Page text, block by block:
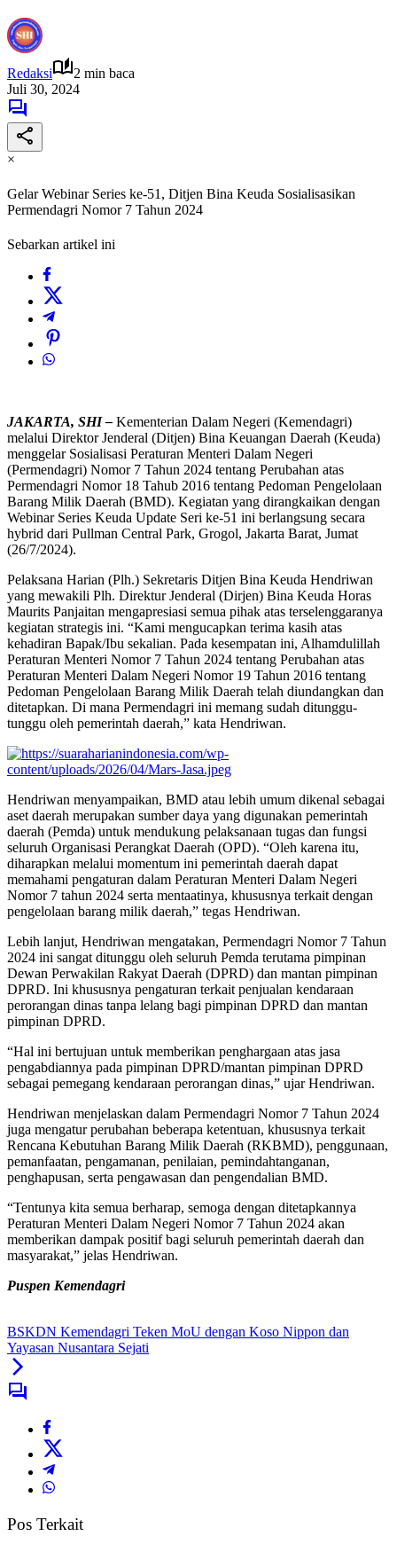
Redaksi
2 min baca
Juli 30, 2024
×
Gelar Webinar Series ke-51, Ditjen Bina Keuda Sosialisasikan
Permendagri Nomor 7 Tahun 2024
Sebarkan artikel ini
JAKARTA, SHI – Kementerian Dalam Negeri (Kemendagri)
melalui Direktor Jenderal (Ditjen) Bina Keuangan Daerah (Keuda)
menggelar Sosialisasi Peraturan Menteri Dalam Negeri
(Permendagri) Nomor 7 Tahun 2024 tentang Perubahan atas
Permendagri Nomor 18 Tahub 2016 tentang Pedoman Pengelolaan
Barang Milik Daerah (BMD). Kegiatan yang dirangkaikan dengan
Webinar Series Keuda Update Seri ke-51 ini berlangsung secara
hybrid dari Pullman Central Park, Grogol, Jakarta Barat, Jumat
(26/7/2024).
Pelaksana Harian (Plh.) Sekretaris Ditjen Bina Keuda Hendriwan
yang mewakili Plh. Direktur Jenderal (Dirjen) Bina Keuda Horas
Maurits Panjaitan mengapresiasi semua pihak atas terselenggaranya
kegiatan strategis ini. “Kami mengucapkan terima kasih atas
kehadiran Bapak/Ibu sekalian. Pada kesempatan ini, Alhamdulillah
Peraturan Menteri Nomor 7 Tahun 2024 tentang Perubahan atas
Peraturan Menteri Dalam Negeri Nomor 19 Tahun 2016 tentang
Pedoman Pengelolaan Barang Milik Daerah telah diundangkan dan
ditetapkan. Di mana Permendagri ini memang sudah ditunggu-
tunggu oleh pemerintah daerah,” kata Hendriwan.
Hendriwan menyampaikan, BMD atau lebih umum dikenal sebagai
aset daerah merupakan sumber daya yang digunakan pemerintah
daerah (Pemda) untuk mendukung pelaksanaan tugas dan fungsi
seluruh Organisasi Perangkat Daerah (OPD). “Oleh karena itu,
diharapkan melalui momentum ini pemerintah daerah dapat
memahami pengaturan dalam Peraturan Menteri Dalam Negeri
Nomor 7 tahun 2024 serta mentaatinya, khususnya terkait dengan
pengelolaan barang milik daerah,” tegas Hendriwan.
Lebih lanjut, Hendriwan mengatakan, Permendagri Nomor 7 Tahun
2024 ini sangat ditunggu oleh seluruh Pemda terutama pimpinan
Dewan Perwakilan Rakyat Daerah (DPRD) dan mantan pimpinan
DPRD. Ini khususnya pengaturan terkait penjualan kendaraan
perorangan dinas tanpa lelang bagi pimpinan DPRD dan mantan
pimpinan DPRD.
“Hal ini bertujuan untuk memberikan penghargaan atas jasa
pengabdiannya pada pimpinan DPRD/mantan pimpinan DPRD
sebagai pemegang kendaraan perorangan dinas,” ujar Hendriwan.
Hendriwan menjelaskan dalam Permendagri Nomor 7 Tahun 2024
juga mengatur perubahan beberapa ketentuan, khususnya terkait
Rencana Kebutuhan Barang Milik Daerah (RKBMD), penggunaan,
pemanfaatan, pengamanan, penilaian, pemindahtanganan,
penghapusan, serta pengawasan dan pengendalian BMD.
“Tentunya kita semua berharap, semoga dengan ditetapkannya
Peraturan Menteri Dalam Negeri Nomor 7 Tahun 2024 akan
memberikan dampak positif bagi seluruh pemerintah daerah dan
masyarakat,” jelas Hendriwan.
Puspen Kemendagri
BSKDN Kemendagri Teken MoU dengan Koso Nippon dan
Yayasan Nusantara Sejati
Pos Terkait